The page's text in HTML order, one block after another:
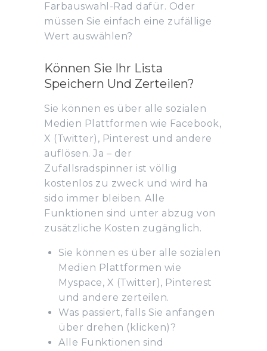
Farbauswahl-Rad dafür. Oder
müssen Sie einfach eine zufällige
Wert auswählen?
Können Sie Ihr Lista
Speichern Und Zerteilen?
Sie können es über alle sozialen
Medien Plattformen wie Facebook,
X (Twitter), Pinterest und andere
auflösen. Ja – der
Zufallsradspinner ist völlig
kostenlos zu zweck und wird ha
sido immer bleiben. Alle
Funktionen sind unter abzug von
zusätzliche Kosten zugänglich.
Sie können es über alle sozialen
Medien Plattformen wie
Myspace, X (Twitter), Pinterest
und andere zerteilen.
Was passiert, falls Sie anfangen
über drehen (klicken)?
Alle Funktionen sind